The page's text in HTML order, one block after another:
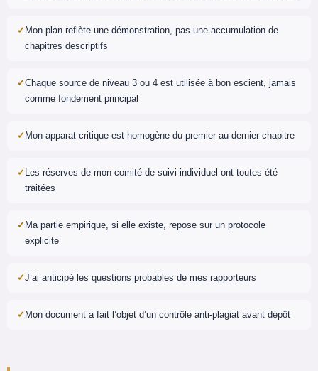
Mon plan reflète une démonstration, pas une accumulation de
chapitres descriptifs
Chaque source de niveau 3 ou 4 est utilisée à bon escient, jamais
comme fondement principal
Mon apparat critique est homogène du premier au dernier chapitre
Les réserves de mon comité de suivi individuel ont toutes été
traitées
Ma partie empirique, si elle existe, repose sur un protocole
explicite
J’ai anticipé les questions probables de mes rapporteurs
Mon document a fait l’objet d’un contrôle anti-plagiat avant dépôt